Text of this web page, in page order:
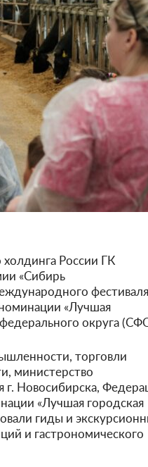
России ГК
«Сибирь
фестиваля
«Лучшая
округа
торговли
министерство
г. Новосибирска,
«Лучшая городская
гиды и
и гастрономического